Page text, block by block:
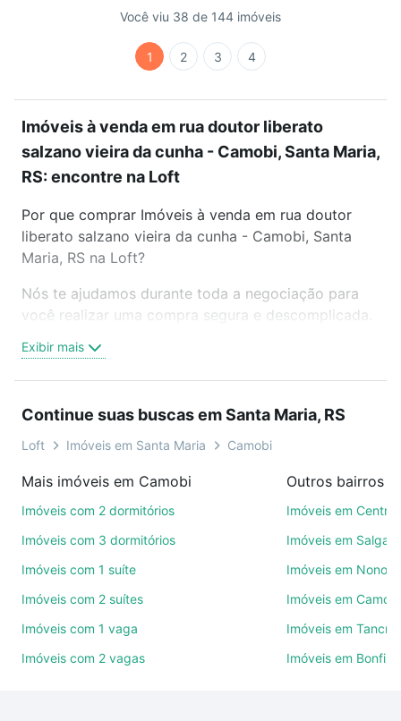
Você viu 38 de 144 imóveis
1 2 3 4
Imóveis à venda em rua doutor liberato
salzano vieira da cunha - Camobi, Santa Maria,
RS: encontre na Loft
Por que comprar Imóveis à venda em rua doutor
liberato salzano vieira da cunha - Camobi, Santa
Maria, RS na Loft?
Nós te ajudamos durante toda a negociação para
você realizar uma compra segura e descomplicada.
trabalho e do metrô, aqui você vai encontrar a
oferta ideal de Imóveis à venda em rua doutor
Maria, RS para conquistar seu sonho. Agende uma
visita presencial ou por videochamada, é grátis, sem
mil corretores e imobiliárias te ajudando na compra,
venda ou troca de imóveis.
Como escolher um imóvel?
Use barra de busca no topo para pesquisar por
ruas, bairros e até condomínios favoritos. Você
também pode usar os filtros como quantidade de
combinar perfeitamente com o preço, metragem e
Exibir mais
Continue suas buscas em Santa Maria, RS
Loft Imóveis em Santa Maria Camobi
Mais imóveis em Camobi
Imóveis com 2 dormitórios
Imóveis com 3 dormitórios
Imóveis com 1 suíte
Imóveis com 2 suítes
Imóveis com 1 vaga
Imóveis com 2 vagas
Outros bairros
Imóveis em Centro
Imóveis em
Imóveis em Nonoai
Imóveis em Camobi
Imóveis em
Imóveis em Bonfim